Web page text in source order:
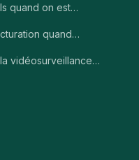
quand on est…
quand…
vidéosurveillance…